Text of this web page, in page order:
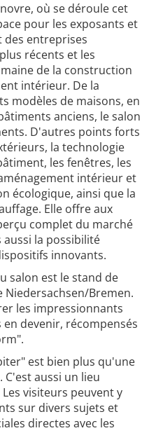
où se déroule cet
pour les exposants et
des entreprises
récents et les
de la construction
intérieur. De la
modèles de maisons, en
anciens, le salon
D'autres points forts
la technologie
les fenêtres, les
intérieur et
écologique, ainsi que la
Elle offre aux
complet du marché
aussi la possibilité
innovants.
salon est le stand de
Niedersachsen/Bremen.
les impressionnants
devenir, récompensés
est bien plus qu'une
aussi un lieu
visiteurs peuvent y
sur divers sujets et
directes avec les